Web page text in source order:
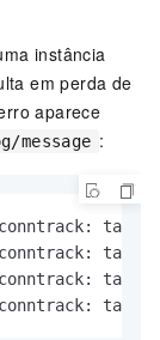
instância
em perda de
aparece
message :